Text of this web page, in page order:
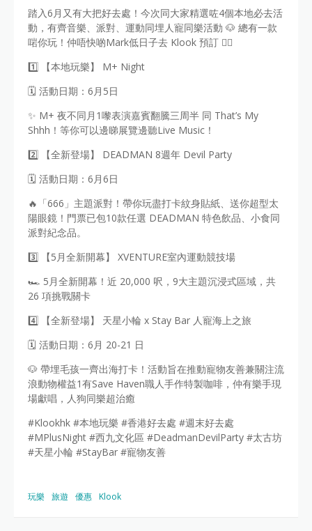
踏入6月又有大把好去處！今次同大家精選咗4個本地必去活
動，有齊音樂、派對、運動同埋人寵同樂活動 🐶 總有一款
啱你玩！仲唔快啲Mark低日子去 Klook 預訂 👇🏻
1️⃣ 【本地玩樂】 M+ Night
🗓️ 活動日期：6月5日
✨ M+ 夜不同月1嚟表演嘉賓翻騰三周半 同 That’s My
Shhh！等你可以邊睇展覽邊聽Live Music！
2️⃣ 【全新登場】 DEADMAN 8週年 Devil Party
🗓️ 活動日期：6月6日
🔥「666」主題派對！帶你玩盡打卡紋身貼紙、送你超型太
陽眼鏡！門票已包10款任選 DEADMAN 特色飲品、小食同
派對紀念品。
3️⃣ 【5月全新開幕】 XVENTURE室內運動競技場
🏎️ 5月全新開幕！近 20,000 呎，9大主題沉浸式區域，共
26 項挑戰關卡
4️⃣ 【全新登場】 天星小輪 x Stay Bar 人寵海上之旅
🗓️ 活動日期：6月 20-21 日
🐶 帶埋毛孩一齊出海打卡！活動旨在推動寵物友善兼關注流
浪動物權益1有Save Haven職人手作特製咖啡，仲有樂手現
場獻唱，人狗同樂超治癒
#Klookhk #本地玩樂 #香港好去處 #週末好去處
#MPlusNight #西九文化區 #DeadmanDevilParty #太古坊
#天星小輪 #StayBar #寵物友善
玩樂 旅遊 優惠 Klook